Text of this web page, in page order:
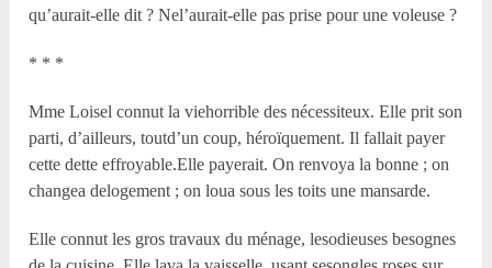
qu’aurait-elle dit ? Nel’aurait-elle pas prise pour une voleuse ?
* * *
Mme Loisel connut la viehorrible des nécessiteux. Elle prit son
parti, d’ailleurs, toutd’un coup, héroïquement. Il fallait payer
cette dette effroyable.Elle payerait. On renvoya la bonne ; on
changea delogement ; on loua sous les toits une mansarde.
Elle connut les gros travaux du ménage, lesodieuses besognes